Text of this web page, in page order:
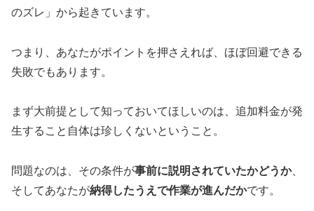
のズレ」から起きています。
つまり、あなたがポイントを押さえれば、ほぼ回避できる
失敗でもあります。
まず大前提として知っておいてほしいのは、 追加料金が発
生すること自体は珍しくないということ。
問題なのは、その条件が事前に説明されていたかどうか、
そしてあなたが納得したうえで作業が進んだかです。